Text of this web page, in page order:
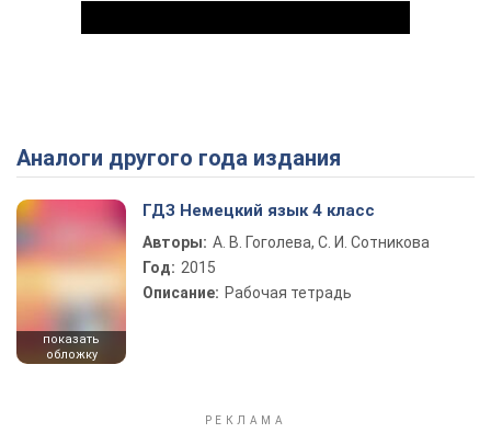
Play Video
Аналоги другого года издания
показать
обложку
ГДЗ Немецкий язык 4 класс
Авторы: А. В. Гоголева, С. И. Сотникова
Год: 2015
Описание: Рабочая тетрадь